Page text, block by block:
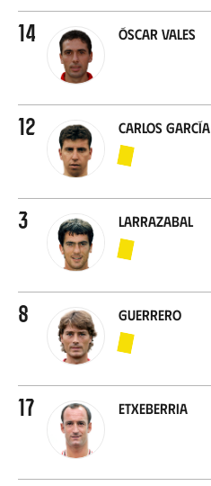
14 Óscar Vales
12 Carlos García
3 Larrazabal
8 Guerrero
17 Etxeberria